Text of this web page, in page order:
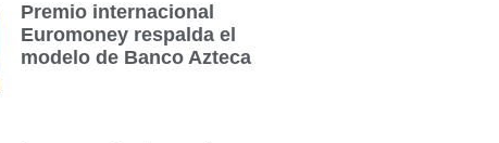
Premio internacional
Euromoney respalda el
modelo de Banco Azteca